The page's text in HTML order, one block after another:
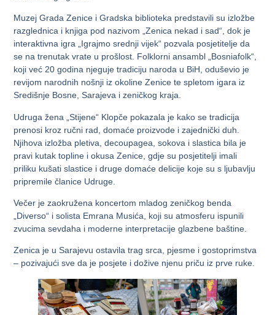
Muzej Grada Zenice i Gradska biblioteka predstavili su izložbe
razglednica i knjiga pod nazivom „Zenica nekad i sad“, dok je
interaktivna igra „Igrajmo srednji vijek“ pozvala posjetitelje da
se na trenutak vrate u prošlost. Folklorni ansambl „Bosniafolk“,
koji već 20 godina njeguje tradiciju naroda u BiH, oduševio je
revijom narodnih nošnji iz okoline Zenice te spletom igara iz
Središnje Bosne, Sarajeva i zeničkog kraja.
Udruga žena „Stijene“ Klopče pokazala je kako se tradicija
prenosi kroz ručni rad, domaće proizvode i zajednički duh.
Njihova izložba pletiva, decoupagea, sokova i slastica bila je
pravi kutak topline i okusa Zenice, gdje su posjetitelji imali
priliku kušati slastice i druge domaće delicije koje su s ljubavlju
pripremile članice Udruge.
Večer je zaokružena koncertom mladog zeničkog benda
„Diverso“ i solista Emrana Musića, koji su atmosferu ispunili
zvucima sevdaha i moderne interpretacije glazbene baštine.
Zenica je u Sarajevu ostavila trag srca, pjesme i gostoprimstva
– pozivajući sve da je posjete i dožive njenu priču iz prve ruke.